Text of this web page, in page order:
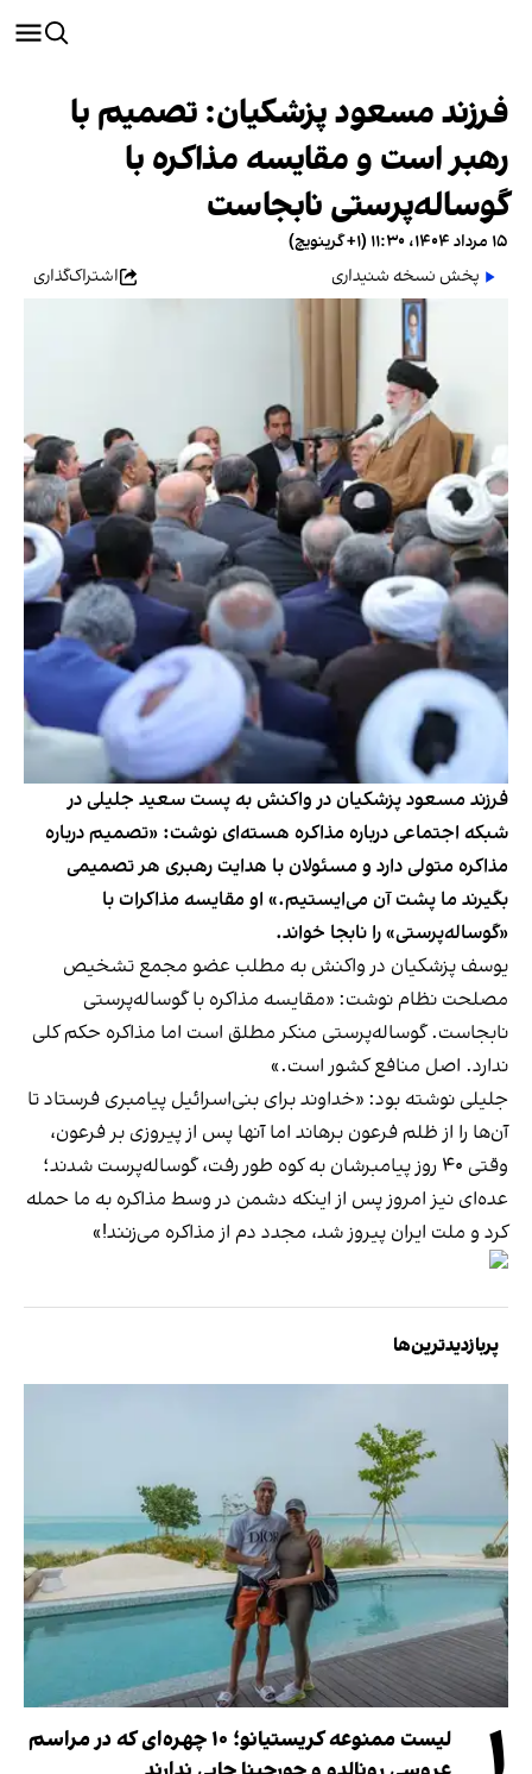
فرزند مسعود پزشکیان: تصمیم با
رهبر است و مقایسه مذاکره با
گوساله‌پرستی نابجاست
۱۵ مرداد ۱۴۰۴، ۱۱:۳۰ (‎+۱ گرینویچ)
پخش نسخه شنیداری
اشتراک‌گذاری
فرزند مسعود پزشکیان در واکنش به پست سعید جلیلی در
شبکه اجتماعی درباره مذاکره هسته‌ای نوشت: «تصمیم درباره
مذاکره متولی دارد و مسئولان با هدایت رهبری هر تصمیمی
بگیرند ما پشت آن می‌ایستیم.» او مقایسه مذاکرات با
«گوساله‌پرستی» را نابجا خواند.
یوسف پزشکیان در واکنش به مطلب عضو مجمع تشخیص
مصلحت نظام نوشت: «مقایسه مذاکره با گوساله‌پرستی
نابجاست. گوساله‌پرستی منکر مطلق است اما مذاکره حکم کلی
ندارد. اصل منافع کشور است.»
جلیلی نوشته بود: «خداوند برای بنی‌اسرائیل پیامبری فرستاد تا
آن‌ها را از ظلم فرعون برهاند اما آنها پس از پیروزی بر فرعون،
وقتی ۴۰ روز پیامبرشان به کوه طور رفت، گوساله‌پرست شدند؛
عده‌ای نیز امروز پس از اینکه دشمن در وسط مذاکره به ما حمله
کرد و ملت ایران پیروز شد، مجدد دم از مذاکره می‌زنند!»
پربازدیدترین‌ها
لیست ممنوعه کریستیانو؛ ۱۰ چهره‌ای که در مراسم